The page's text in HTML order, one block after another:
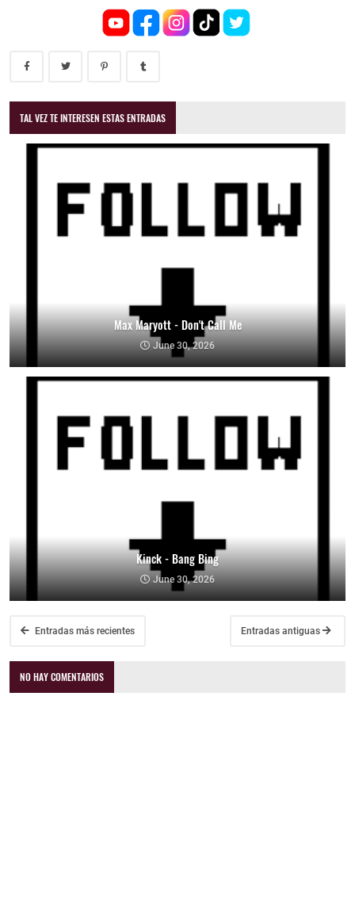
TAL VEZ TE INTERESEN ESTAS ENTRADAS
Max Maryott - Don't Call Me
June 30, 2026
Kinck - Bang Bing
June 30, 2026
Entradas más recientes Entradas antiguas
NO HAY COMENTARIOS